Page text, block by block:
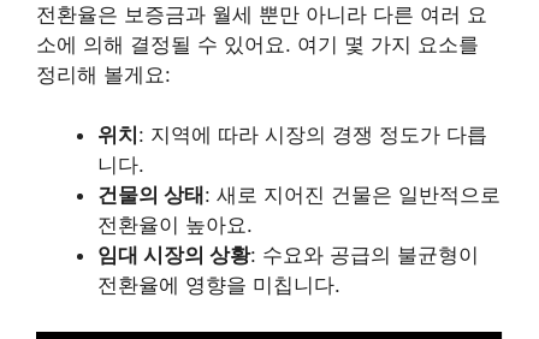
전환율은 보증금과 월세 뿐만 아니라 다른 여러 요
소에 의해 결정될 수 있어요. 여기 몇 가지 요소를
정리해 볼게요:
위치 : 지역에 따라 시장의 경쟁 정도가 다릅
니다.
건물의 상태 : 새로 지어진 건물은 일반적으로
전환율이 높아요.
임대 시장의 상황: 수요와 공급의 불균형이
전환율에 영향을 미칩니다.